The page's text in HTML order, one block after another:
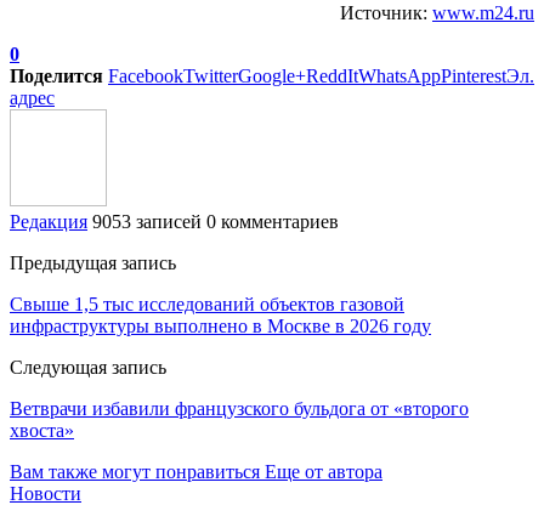
Источник: www.m24.ru
0
Поделится FacebookTwitterGoogle+ReddItWhatsAppPinterestЭл.
адрес
Редакция 9053 записей 0 комментариев
Предыдущая запись
Свыше 1,5 тыс исследований объектов газовой
инфраструктуры выполнено в Москве в 2026 году
Следующая запись
Ветврачи избавили французского бульдога от «второго
хвоста»
Вам также могут понравиться Еще от автора
Новости